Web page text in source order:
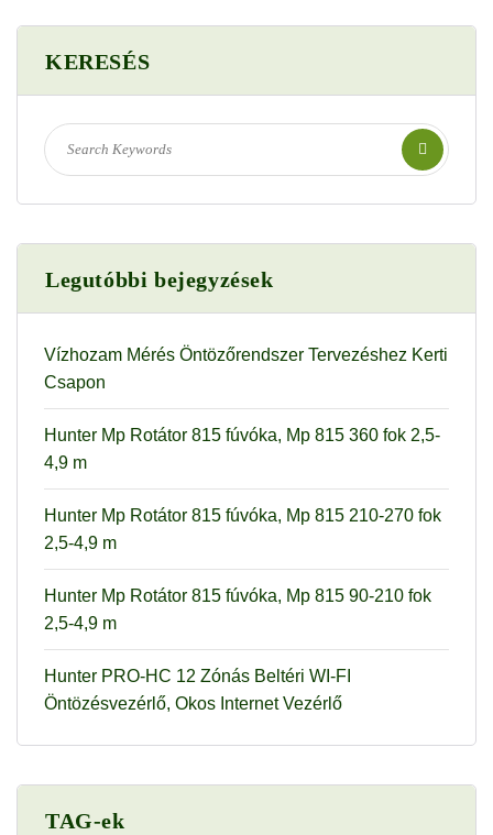
KERESÉS
Legutóbbi bejegyzések
Vízhozam Mérés Öntözőrendszer Tervezéshez Kerti
Csapon
Hunter Mp Rotátor 815 fúvóka, Mp 815 360 fok 2,5-
4,9 m
Hunter Mp Rotátor 815 fúvóka, Mp 815 210-270 fok
2,5-4,9 m
Hunter Mp Rotátor 815 fúvóka, Mp 815 90-210 fok
2,5-4,9 m
Hunter PRO-HC 12 Zónás Beltéri WI-FI
Öntözésvezérlő, Okos Internet Vezérlő
TAG-ek